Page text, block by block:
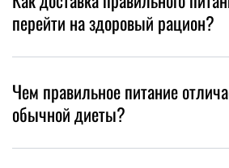
перейти на здоровый рацион?
Чем правильное питание
обычной диеты?